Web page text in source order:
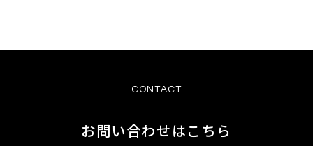
CONTACT
お問い合わせはこちら